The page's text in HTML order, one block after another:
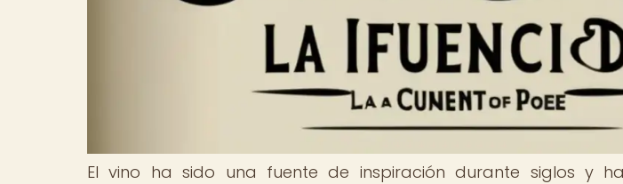
El vino ha sido una fuente de inspiración durante siglos y